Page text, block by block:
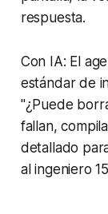
respuesta.
Con IA: El
estándar de
"¿Puede
fallan,
detallado
al ingeniero